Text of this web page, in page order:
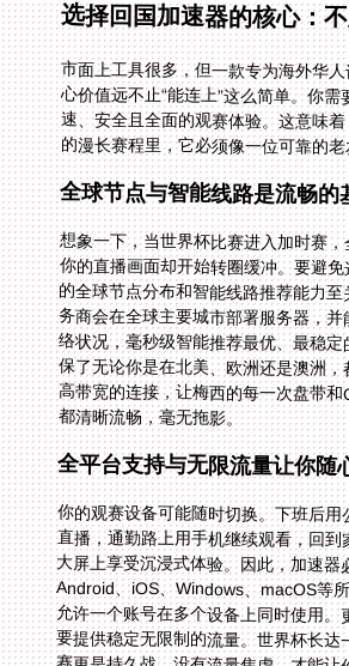
选择回国加速器的核心：
市面上工具很多，但一款专为海外华
心价值远不止“能连上”这么简单。你
速、安全且全面的观赛体验。这意味
的漫长赛程里，它必须像一位可靠的
全球节点与智能线路是流畅的
想象一下，当世界杯比赛进入加时赛
你的直播画面却开始转圈缓冲。要避
的全球节点分布和智能线路推荐能力
务商会在全球主要城市部署服务器，
络状况，毫秒级智能推荐最优、最稳
保了无论你是在北美、欧洲还是澳洲
高带宽的连接，让梅西的每一次盘带
都清晰流畅，毫无拖影。
全平台支持与无限流量让你随
你的观赛设备可能随时切换。下班后用
直播，通勤路上用手机继续观看，回到
大屏上享受沉浸式体验。因此，加
Android、iOS、Windows、macOS等
允许一个账号在多个设备上同时使用。
要提供稳定无限制的流量。世界杯长达
赛更是持久战，没有流量焦虑，才能让